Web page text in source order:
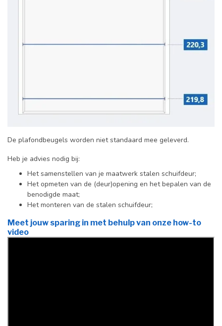
De plafondbeugels worden niet standaard mee geleverd.
Heb je advies nodig bij:
Het samenstellen van je maatwerk stalen schuifdeur;
Het opmeten van de (deur)opening en het bepalen van de
benodigde maat;
Het monteren van de stalen schuifdeur;
Meet jouw sparing in met behulp van onze how-to
video